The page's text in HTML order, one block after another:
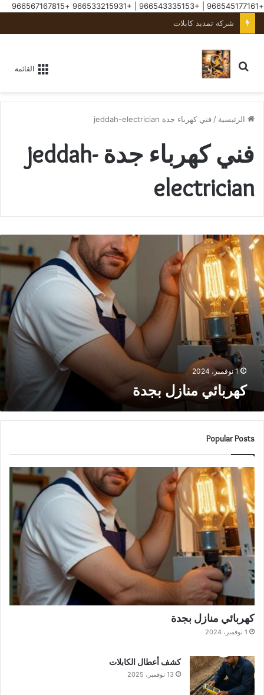
+966545177161
+966543335153
+966533215931
+966567167815
شركة تمديد كابلات
القائمة
الرئيسية / فني كهرباء جدة jeddah-electrician
فني كهرباء جدة jeddah-
electrician
1 نوفمبر، 2024
كهربائي منازل بجدة
Popular Posts
كهربائي منازل بجدة
1 نوفمبر، 2024
كشف أعطال الكابلات
13 نوفمبر، 2025